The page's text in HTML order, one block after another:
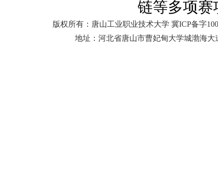
链等多项赛
版权所有：唐山工业职业技术大学 冀ICP备字
地址：河北省唐山市曹妃甸大学城渤海大